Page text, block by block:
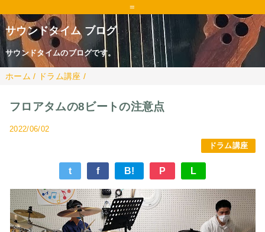
=
サウンドタイム ブログ
サウンドタイムのブログです。
ホーム / ドラム講座 /
フロアタムの8ビートの注意点
2022/06/02
ドラム講座
t f B! P L